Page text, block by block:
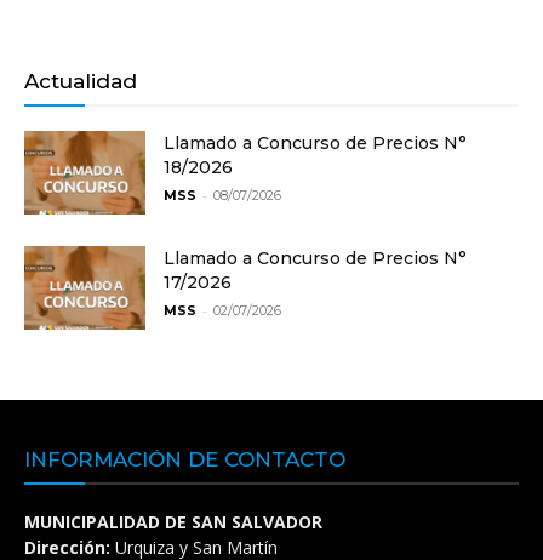
Actualidad
Llamado a Concurso de Precios N°
18/2026
MSS - 08/07/2026
Llamado a Concurso de Precios N°
17/2026
MSS - 02/07/2026
INFORMACIÓN DE CONTACTO
MUNICIPALIDAD DE SAN SALVADOR
Dirección: Urquiza y San Martín